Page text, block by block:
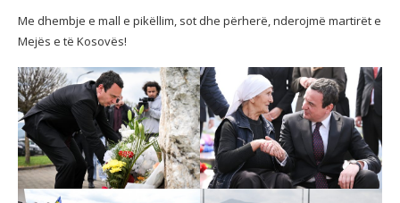
Me dhembje e mall e pikëllim, sot dhe përherë, nderojmë martirët e
Mejës e të Kosovës!